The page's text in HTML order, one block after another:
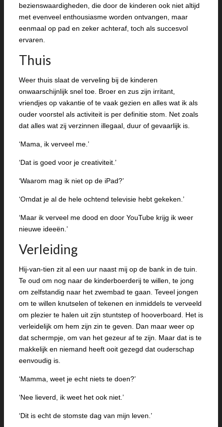
bezienswaardigheden, die door de kinderen ook niet altijd
met evenveel enthousiasme worden ontvangen, maar
eenmaal op pad en zeker achteraf, toch als succesvol
ervaren.
Thuis
Weer thuis slaat de verveling bij de kinderen
onwaarschijnlijk snel toe. Broer en zus zijn irritant,
vriendjes op vakantie of te vaak gezien en alles wat ik als
ouder voorstel als activiteit is per definitie stom. Net zoals
dat alles wat zij verzinnen illegaal, duur of gevaarlijk is.
‘Mama, ik verveel me.’
‘Dat is goed voor je creativiteit.’
‘Waarom mag ik niet op de iPad?’
‘Omdat je al de hele ochtend televisie hebt gekeken.’
‘Maar ik verveel me dood en door YouTube krijg ik weer
nieuwe ideeën.’
Verleiding
Hij-van-tien zit al een uur naast mij op de bank in de tuin.
Te oud om nog naar de kinderboerderij te willen, te jong
om zelfstandig naar het zwembad te gaan. Teveel jongen
om te willen knutselen of tekenen en inmiddels te verveeld
om plezier te halen uit zijn stuntstep of hooverboard. Het is
verleidelijk om hem zijn zin te geven. Dan maar weer op
dat schermpje, om van het gezeur af te zijn. Maar dat is te
makkelijk en niemand heeft ooit gezegd dat ouderschap
eenvoudig is.
‘Mamma, weet je echt niets te doen?’
‘Nee lieverd, ik weet het ook niet.’
‘Dit is echt de stomste dag van mijn leven.’